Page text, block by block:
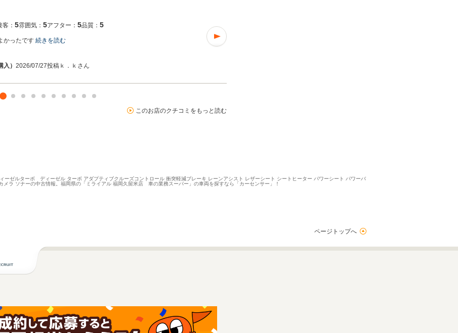
客： 5雰囲気： 5アフター： 5品質： 5
かったです 続きを読む
） 2026/07/27投稿 ｋ．ｋさん
このお店のクチコミをもっと読む
ゼルターボ ディーゼル ターボ アダプティブクルーズコントロール 衝突軽減ブレーキ レーンアシスト レザーシート シートヒーター パワーシート パワーバ
ラ ソナーの中古情報。福岡県の「ミライアル 福岡久留米店 車の業務スーパー」の車両を探すなら「カーセンサー」！
ページトップへ